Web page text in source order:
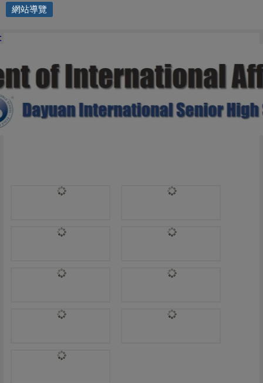
網站導覽